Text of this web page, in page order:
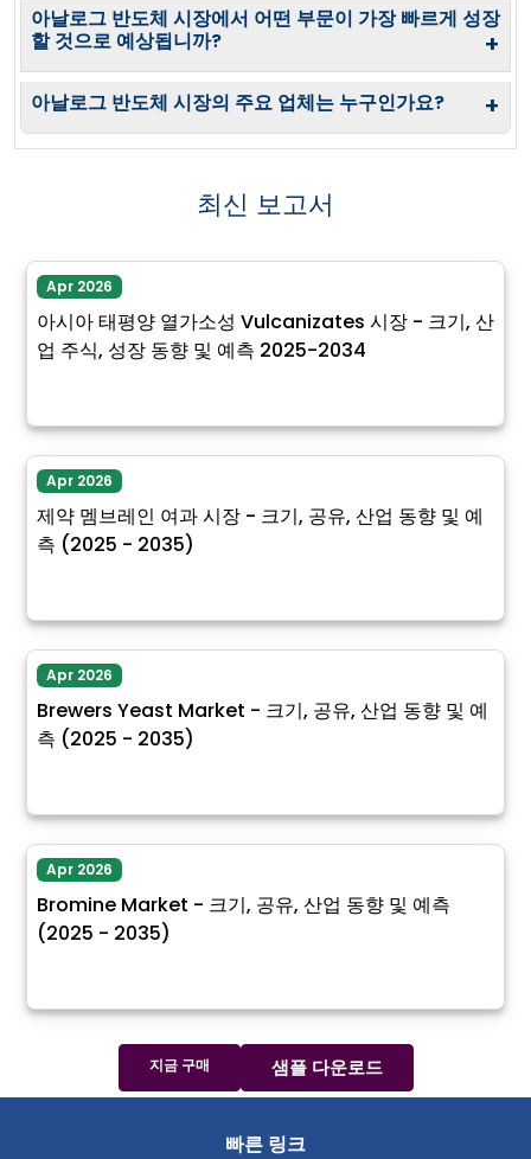
아날로그 반도체 시장에서 어떤 부문이 가장 빠르게 성장
할 것으로 예상됩니까?
+
아날로그 반도체 시장의 주요 업체는 누구인가요? +
최신 보고서
Apr 2026
아시아 태평양 열가소성 Vulcanizates 시장 - 크기, 산
업 주식, 성장 동향 및 예측 2025-2034
Apr 2026
제약 멤브레인 여과 시장 - 크기, 공유, 산업 동향 및 예
측 (2025 - 2035)
Apr 2026
Brewers Yeast Market - 크기, 공유, 산업 동향 및 예
측 (2025 - 2035)
Apr 2026
Bromine Market - 크기, 공유, 산업 동향 및 예측
(2025 - 2035)
지금 구매 샘플 다운로드
빠른 링크